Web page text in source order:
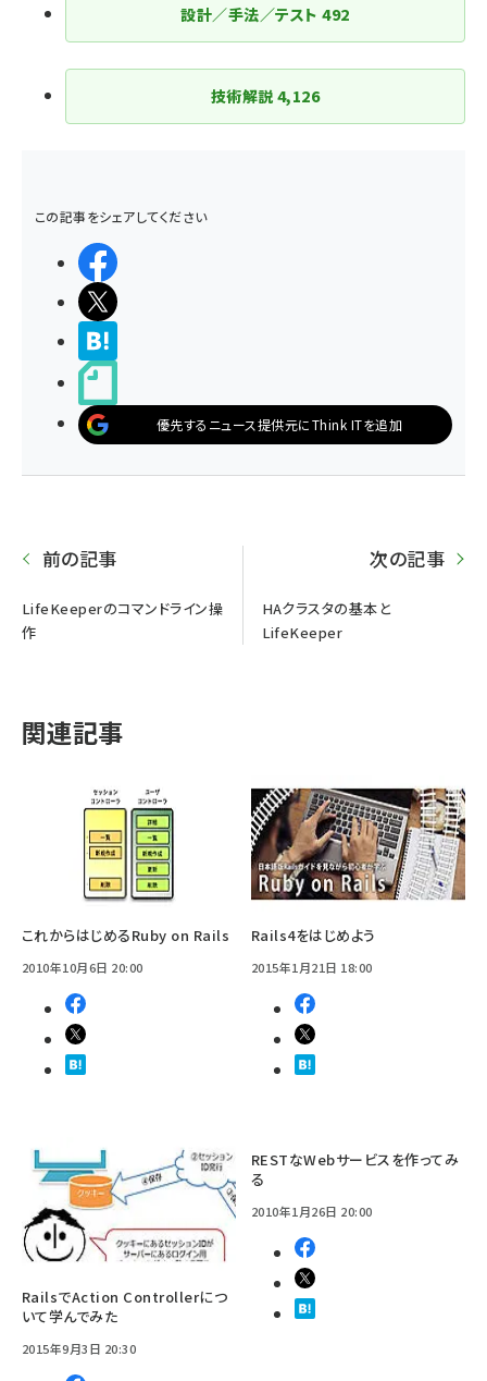
送
り
設計／手法／テスト492
技術解説 4,126
この記事をシェアしてください
優先するニュース提供元にThink ITを追加
前の記事
LifeKeeperのコマンドライン操
作
次の記事
HAクラスタの基本と
LifeKeeper
関連記事
これからはじめるRuby on Rails
2010年10月6日 20:00
Rails4をはじめよう
2015年1月21日 18:00
RailsでAction Controllerにつ
いて学んでみた
2015年9月3日 20:30
RESTなWebサービスを作ってみ
る
2010年1月26日 20:00